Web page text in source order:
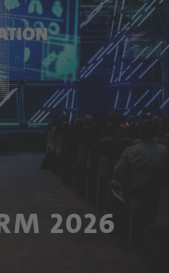
2026